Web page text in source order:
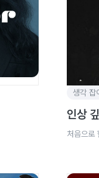
생각 잡
인상
처음으로